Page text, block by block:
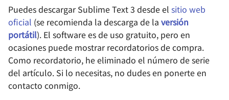
Homelab - Plataforma de
Gestión de Aplicaciones
Contenedores Portainer
Homelab - Herramienta
sincronización
multiplataforma
Cómo guardar textos
efímeros
Cómo ejecutar VS Code en
iPad
Laboratorio de Pruebas de
MkDocs
Puedes descargar Sublime Text 3 desde el sitio web
oficial (se recomienda la descarga de la versión
portátil). El software es de uso gratuito, pero en
ocasiones puede mostrar recordatorios de compra.
Como recordatorio, he eliminado el número de serie
del artículo. Si lo necesitas, no dudes en ponerte en
contacto conmigo.